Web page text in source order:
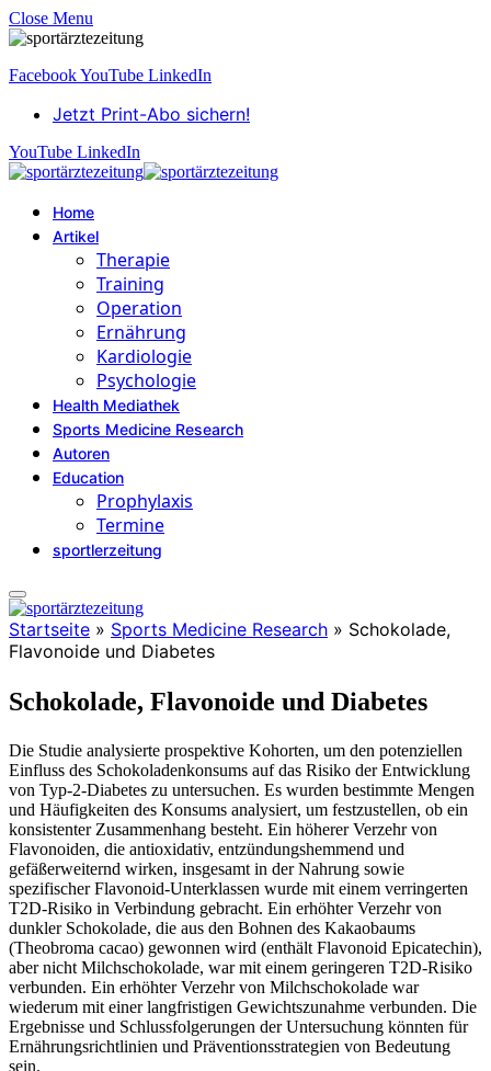
Close Menu
FacebookYouTube LinkedIn
Jetzt Print-Abo sichern!
YouTube LinkedIn
Home
Artikel
Therapie
Training
Operation
Ernährung
Kardiologie
Psychologie
Health Mediathek
Sports Medicine Research
Autoren
Education
Prophylaxis
Termine
sportlerzeitung
Startseite » Sports Medicine Research » Schokolade,
Flavonoide und Diabetes
Schokolade, Flavonoide und Diabetes
Die Studie analysierte prospektive Kohorten, um den potenziellen
Einfluss des Schokoladenkonsums auf das Risiko der Entwicklung
von Typ-2-Diabetes zu untersuchen. Es wurden bestimmte Mengen
und Häufigkeiten des Konsums analysiert, um festzustellen, ob ein
konsistenter Zusammenhang besteht. Ein höherer Verzehr von
Flavonoiden, die antioxidativ, entzündungshemmend und
gefäßerweiternd wirken, insgesamt in der Nahrung sowie
spezifischer Flavonoid-Unterklassen wurde mit einem verringerten
T2D-Risiko in Verbindung gebracht. Ein erhöhter Verzehr von
dunkler Schokolade, die aus den Bohnen des Kakaobaums
(Theobroma cacao) gewonnen wird (enthält Flavonoid Epicatechin),
aber nicht Milchschokolade, war mit einem geringeren T2D-Risiko
verbunden. Ein erhöhter Verzehr von Milchschokolade war
wiederum mit einer langfristigen Gewichtszunahme verbunden. Die
Ergebnisse und Schlussfolgerungen der Untersuchung könnten für
Ernährungsrichtlinien und Präventionsstrategien von Bedeutung
sein.